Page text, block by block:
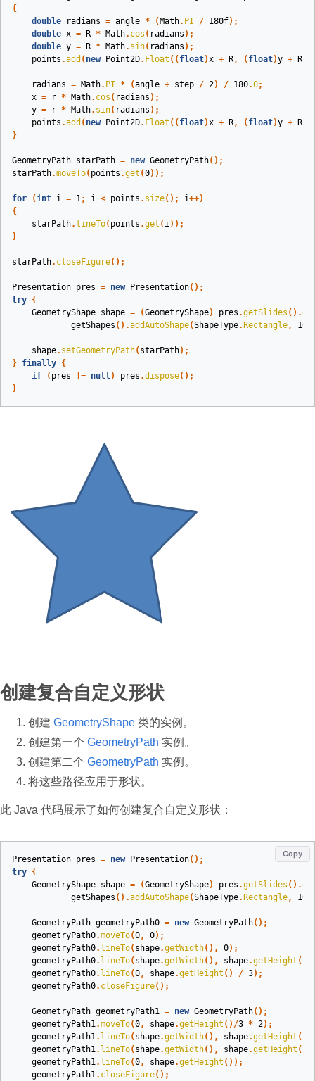
{
double
radians = angle * ( Math. PI / 180f);
double x = R * Math. cos ( radians );
double y = R * Math. sin( radians );
points .add ( new Point2D. Float (( float)x + R, ( float)y + R
radians = Math. PI * (angle + step / 2) / 180.0;
x = r * Math. cos ( radians );
y = r * Math. sin( radians );
points .add ( new Point2D. Float (( float)x + R, ( float)y + R
}
GeometryPath starPath = new GeometryPath();
starPath.moveTo( points .get (0));
for (int i = 1; i < points . size(); i++)
{
starPath. lineTo( points .get ( i));
}
starPath. closeFigure();
Presentation pres = new Presentation();
try {
GeometryShape shape = (GeometryShape) pres .getSlides ().
getShapes ().addAutoShape(ShapeType. Rectangle, 100
shape. setGeometryPath( starPath);
} finally {
if
( pres != null) pres .dispose();
}
创建复合自定义形状
创建 GeometryShape 类的实例。
创建第一个 GeometryPath 实例。
创建第二个 GeometryPath 实例。
将这些路径应用于形状。
此 Java 代码展示了如何创建复合自定义形状：
Copy
Presentation pres = new Presentation();
try {
GeometryShape shape = (GeometryShape) pres .getSlides ().
getShapes ().addAutoShape(ShapeType. Rectangle, 100
GeometryPath geometryPath0 = new GeometryPath();
geometryPath0.moveTo(0, 0);
geometryPath0. lineTo( shape.getWidth(), 0);
geometryPath0. lineTo( shape.getWidth(), shape.getHeight ()/
geometryPath0. lineTo(0, shape.getHeight () / 3);
geometryPath0. closeFigure();
GeometryPath geometryPath1 = new GeometryPath();
geometryPath1.moveTo(0, shape.getHeight ()/3 * 2);
geometryPath1. lineTo( shape.getWidth(), shape.getHeight ()
geometryPath1. lineTo( shape.getWidth(), shape.getHeight
geometryPath1. lineTo(0, shape.getHeight ());
geometryPath1. closeFigure();